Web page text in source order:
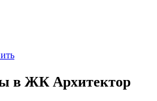
в ЖК Архитектор